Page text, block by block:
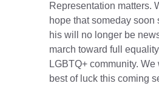
Representation matters.
hope that someday soon
his will no longer be
march toward full
LGBTQ+ community.
best of luck this coming